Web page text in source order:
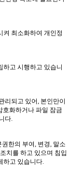
켜 최소화하여 개인정
하고 시행하고 있습니
리되고 있어, 본인만이
호화하거나 파일 잠금
다.
한의 부여, 변경, 말소
치를 하고 있으며 침입
하고 있습니다.